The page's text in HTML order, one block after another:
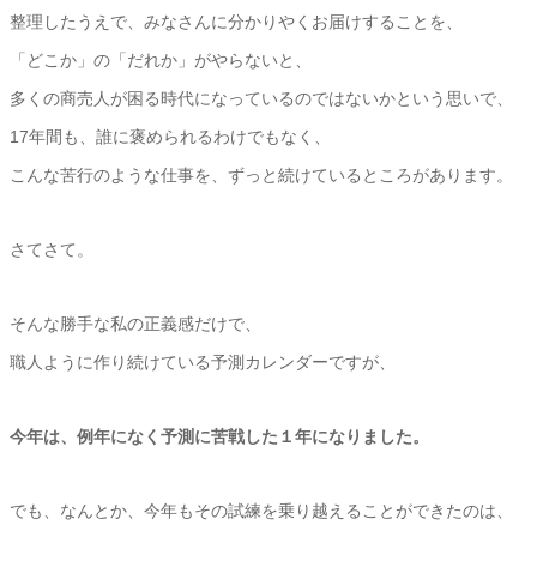
整理したうえで、みなさんに分かりやくお届けすることを、
「どこか」の「だれか」がやらないと、
多くの商売人が困る時代になっているのではないかという思いで、
17年間も、誰に褒められるわけでもなく、
こんな苦行のような仕事を、ずっと続けているところがあります。
さてさて。
そんな勝手な私の正義感だけで、
職人ように作り続けている予測カレンダーですが、
今年は、例年になく予測に苦戦した１年になりました。
でも、なんとか、今年もその試練を乗り越えることができたのは、